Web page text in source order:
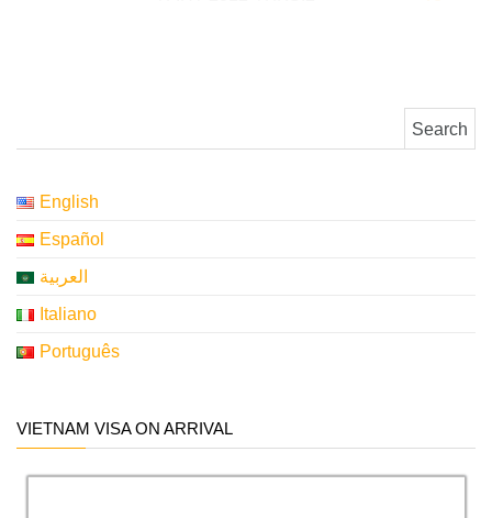
English
Español
العربية
Italiano
Português
VIETNAM VISA ON ARRIVAL